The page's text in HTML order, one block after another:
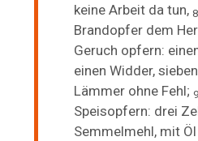
keine Arbeit da tun,8
Brandopfer dem
Geruch opfern:
einen Widder,
Lämmer ohne Fehl; 9
Speisopfern: drei
Semmelmehl, mit